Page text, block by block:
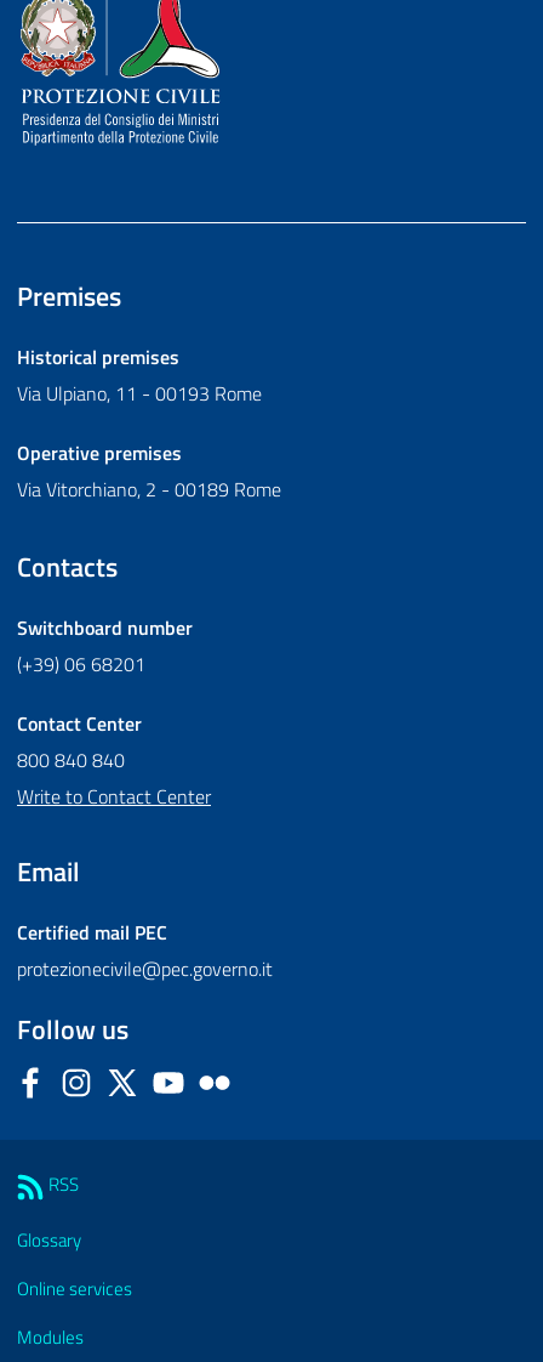
Dipartimento della Protezione Civile
Premises
Historical premises
Via Ulpiano, 11 - 00193 Rome
Operative premises
Via Vitorchiano, 2 - 00189 Rome
Contacts
Switchboard number
(+39) 06 68201
Contact Center
800 840 840
Write to Contact Center
Email
Certified mail PEC
protezionecivile@pec.governo.it
Follow us
FacebookInstagram
Twitter YouTube
RSS
Glossary
Online services
Modules